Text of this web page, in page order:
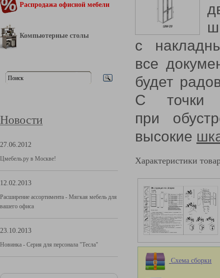
Распродажа офисной мебели
Компьютерные столы
Новости
27.06.2012
Цмебель.ру в Москве!
12.02.2013
Расширение ассортимента - Мягкая мебель для
вашего офиса
23.10.2013
Новинка - Серия для персонала "Тесла"
с
все
будет
С точки
при
высокие
Характеристики
Схема сборки